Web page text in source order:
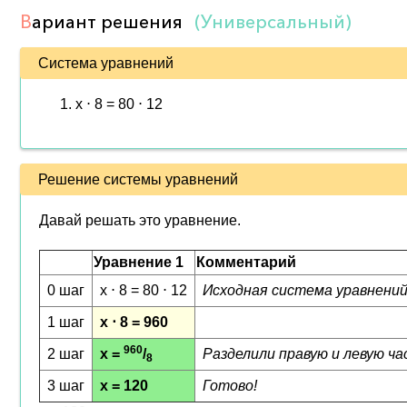
Вариант решения (Универсальный)
Система уравнений
x ⋅ 8 = 80 ⋅ 12
Решение системы уравнений
Давай решать это уравнение.
Уравнение 1
Комментарий
0 шаг
x ⋅ 8 = 80 ⋅ 12 Исходная система уравнений
1 шаг x ⋅ 8 = 960
2 шаг x = 960/8 Разделили правую и левую
3 шаг x = 120
Готово!